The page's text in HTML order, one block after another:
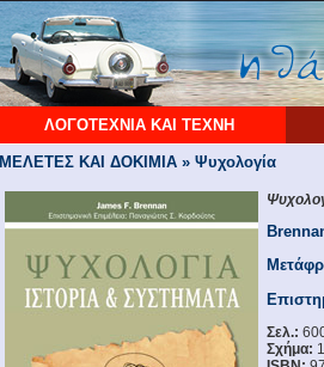
ΛΟΓΟΤΕΧΝΙΑ ΚΑΙ ΤΕΧΝΗ
ΜΕΛΕΤΕΣ ΚΑΙ ΔΟΚΙΜΙΑ » Ψυχολογία
Σελ.:
Σχήμα: